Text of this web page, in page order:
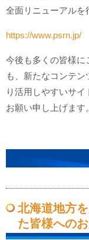
全面リニューアルを
https://www.psrn.jp/
今後も多くの皆様に
も、新たなコンテ
り活用しやすいサ
お願い申し上げます。
北海道地方
た皆様への